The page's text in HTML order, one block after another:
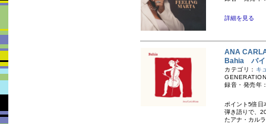
詳細を見る
ANA
Bahia バイ
カテゴリ： キ
録音・発売年
ポイント5倍日
弾き語りで、
たアナ・カル